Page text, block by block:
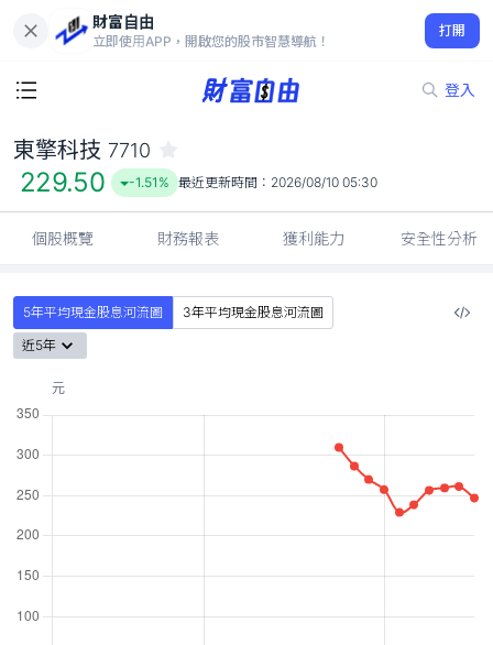
財富自由
立即使用APP，開啟您的股市智慧導航！
打開
登入
229.50
-1.51%
東擎科技 7710
229.50 -1.51% 最近更新時間： 2026/08/10 05:30
個股概覽 財務報表 獲利能力 安全性分析
5年平均現金股息河流圖
3年平均現金股息河流圖
近5年